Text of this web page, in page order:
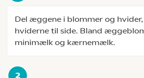
Del æggene i blommer og
hviderne til side. Bland
minimælk og kærnemælk.